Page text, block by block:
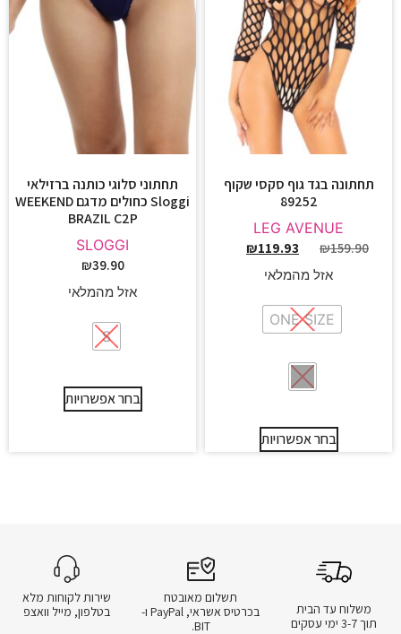
תחתונה בגד גוף סקסי שקוף
89252
LEG AVENUE
₪159.90
₪119.93
אזל מהמלאי
ONE SIZE
בחר אפשרויות
תחתוני סלוגי כותנה ברזילאי
Sloggi כחולים מדגם WEEKEND
BRAZIL C2P
SLOGGI
₪39.90
אזל מהמלאי
S
בחר אפשרויות
משלוח עד הבית
תוך 3-7 ימי עסקים
תשלום מאובטח
בכרטיס אשראי, PayPal ו-
BIT.
שירות לקוחות מלא
בטלפון, מייל וואצפ